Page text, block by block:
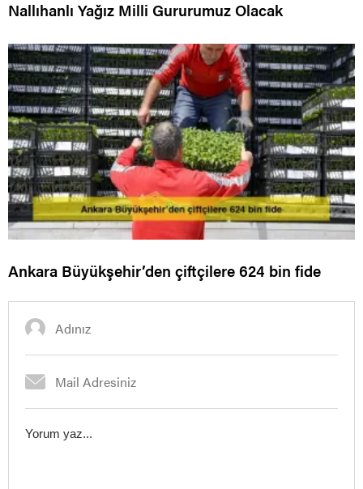
Nallıhanlı Yağız Milli Gururumuz Olacak
Ankara Büyükşehir’den çiftçilere 624 bin fide